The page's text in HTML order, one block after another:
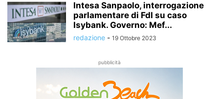
Intesa Sanpaolo, interrogazione
parlamentare di FdI su caso
Isybank. Governo: Mef...
redazione - 19 Ottobre 2023
pubblicità